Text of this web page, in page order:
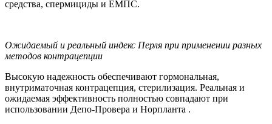
средства, спермициды и ЕМПС.
Ожидаемый и реальный индекс Перля при применении разных
методов контрацепции
Высокую надежность обеспечивают гормональная,
внутриматочная контрацепция, стерилизация. Реальная и
ожидаемая эффектив­ность полностью совпадают при
использовании Депо-Провера и Норпланта .